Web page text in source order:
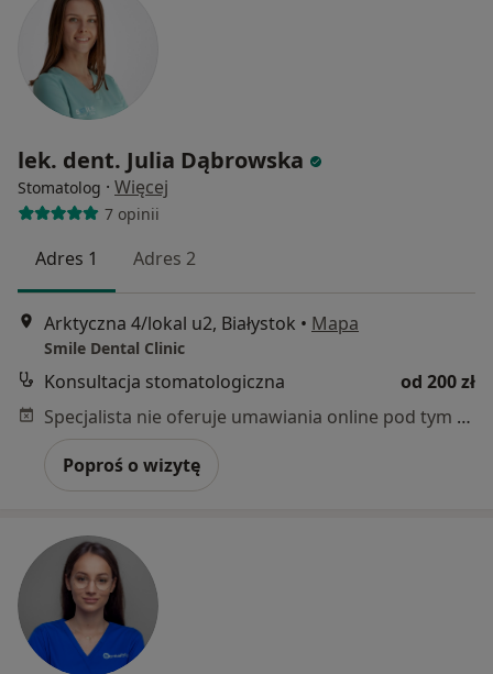
lek. dent. Julia Dąbrowska
Stomatolog · Więcej
7 opinii
Adres 1 Adres 2
Arktyczna 4/lokal u2, Białystok • Mapa
Smile Dental Clinic
Konsultacja stomatologiczna
od 200 zł
Specjalista nie oferuje umawiania online pod tym adresem.
Poproś o wizytę